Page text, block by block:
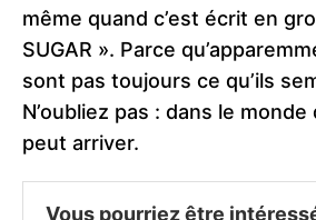
même quand c’est écrit en
SUGAR ». Parce
sont pas toujours ce qu’ils
N’oubliez pas : dans le
peut arriver.
Vous pourriez être